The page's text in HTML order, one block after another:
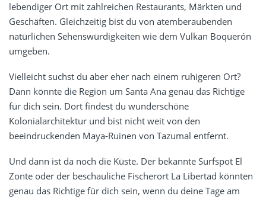
lebendiger Ort mit zahlreichen Restaurants, Märkten und
Geschäften. Gleichzeitig bist du von atemberaubenden
natürlichen Sehenswürdigkeiten wie dem Vulkan Boquerón
umgeben.
Vielleicht suchst du aber eher nach einem ruhigeren Ort?
Dann könnte die Region um Santa Ana genau das Richtige
für dich sein. Dort findest du wunderschöne
Kolonialarchitektur und bist nicht weit von den
beeindruckenden Maya-Ruinen von Tazumal entfernt.
Und dann ist da noch die Küste. Der bekannte Surfspot El
Zonte oder der beschauliche Fischerort La Libertad könnten
genau das Richtige für dich sein, wenn du deine Tage am